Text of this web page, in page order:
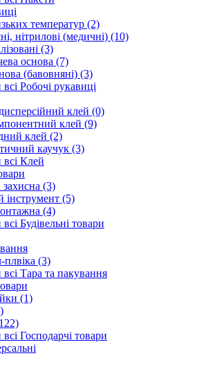
температур (2)
нітрилові (медичні) (10)
(3)
основа (7)
(бавовняні) (3)
Робочі рукавиці
клей (0)
клей (9)
клей (2)
каучук (3)
всі Клей
захисна (3)
інструмент (5)
(4)
Будівельні товари
плвіка (3)
Тара та пакування
(1)
Господарчі товари